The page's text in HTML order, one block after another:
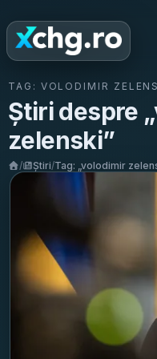
TAG: VOLODIMIR
Știri despre „
zelenski”
/ Știri/Tag: „volodimir